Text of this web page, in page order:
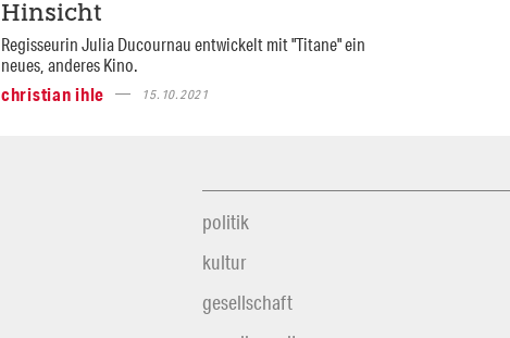
Hinsicht
Regisseurin Julia Ducournau entwickelt mit "Titane" ein
neues, anderes Kino.
christian ihle
15.10.2021
politik
kultur
gesellschaft